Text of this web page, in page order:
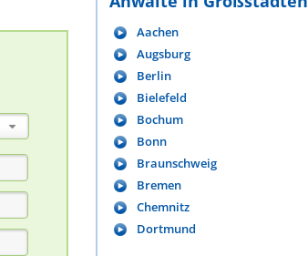
Aachen
Augsburg
Berlin
Bielefeld
Bochum
Bonn
Braunschweig
Bremen
Chemnitz
Dortmund